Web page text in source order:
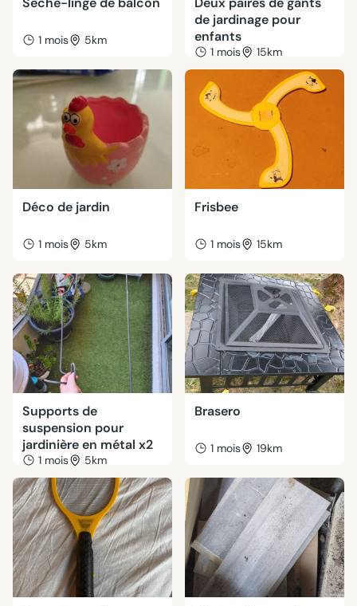
1 mois 5km
de jardinage pour
enfants
1 mois 15km
Déco de jardin
1 mois 5km
Frisbee
1 mois 15km
Supports de
suspension pour
jardinière en métal x2
1 mois 5km
Brasero
1 mois 19km